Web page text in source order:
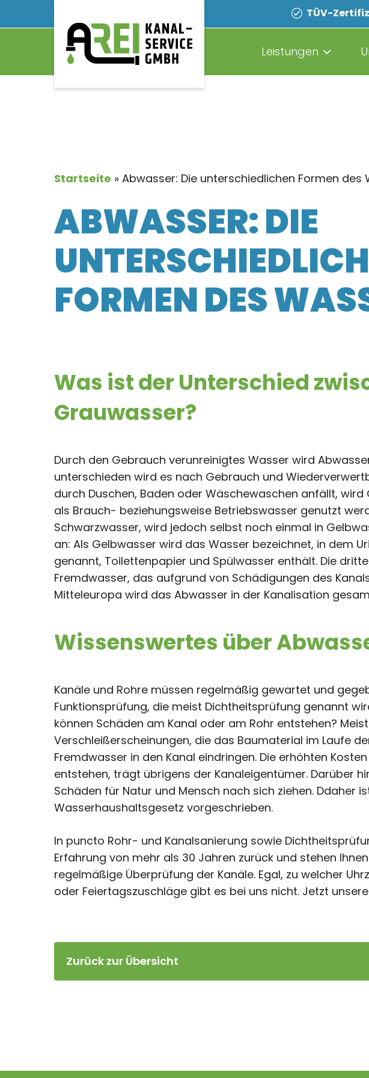
to
TÜV-
Leistungen
Startseite »Abwasser: Die unterschiedlichen Formen des
ABWASSER: DIE
FORMEN DES
Was ist der Unterschied
Grauwasser?
Durch den Gebrauch verunreinigtes Wasser wird
unterschieden wird es nach Gebrauch und
durch Duschen, Baden oder Wäschewaschen anfällt,
als Brauch- beziehungsweise Betriebswasser genutzt
Schwarzwasser, wird jedoch selbst noch einmal in
an: Als Gelbwasser wird das Wasser bezeichnet, in dem
genannt, Toilettenpapier und Spülwasser enthält. Die
Fremdwasser, das aufgrund von Schädigungen des
Mitteleuropa wird das Abwasser in der Kanalisation
Wissenswertes über
Kanäle und Rohre müssen regelmäßig gewartet und
Funktionsprüfung, die meist Dichtheitsprüfung genannt
können Schäden am Kanal oder am Rohr entstehen?
Verschleißerscheinungen, die das Baumaterial im Laufe
Fremdwasser in den Kanal eindringen. Die erhöhten
entstehen, trägt übrigens der Kanaleigentümer. Darüber
Schäden für Natur und Mensch nach sich ziehen. Ddaher
Wasserhaushaltsgesetz vorgeschrieben.
In puncto Rohr- und Kanalsanierung sowie
Erfahrung von mehr als 30 Jahren zurück und stehen
regelmäßige Überprüfung der Kanäle. Egal, zu welcher
oder Feiertagszuschläge gibt es bei uns nicht. Jetzt
Zurück zur Übersicht